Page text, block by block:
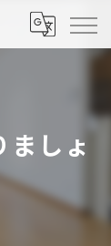
ましょ